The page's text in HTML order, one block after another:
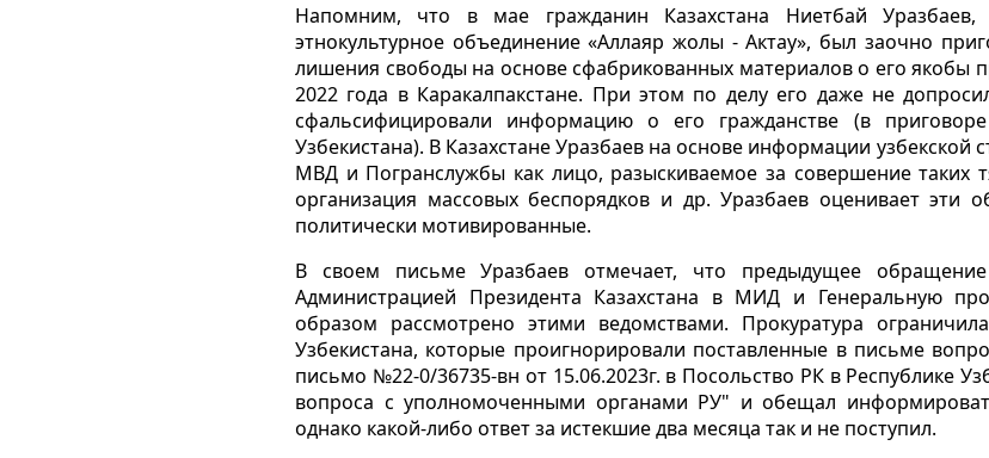
Напомним, что в мае гражданин Казахстана Ниетбай Уразбаев,
этнокультурное объединение «Аллаяр жолы - Актау», был заочно
лишения свободы на основе сфабрикованных материалов о его якобы
2022 года в Каракалпакстане. При этом по делу его даже не
сфальсифицировали информацию о его гражданстве (в
Узбекистана). В Казахстане Уразбаев на основе информации
МВД и Погранслужбы как лицо, разыскиваемое за совершение таких
организация массовых беспорядков и др. Уразбаев оценивает эти
политически мотивированные.
В своем письме Уразбаев отмечает, что предыдущее
Администрацией Президента Казахстана в МИД и Генеральную
образом рассмотрено этими ведомствами. Прокуратура
Узбекистана, которые проигнорировали поставленные в письме
письмо №22-0/36735-вн от 15.06.2023г. в Посольство РК в Республике
вопроса с уполномоченными органами РУ" и обещал
однако какой-либо ответ за истекшие два месяца так и не поступил.